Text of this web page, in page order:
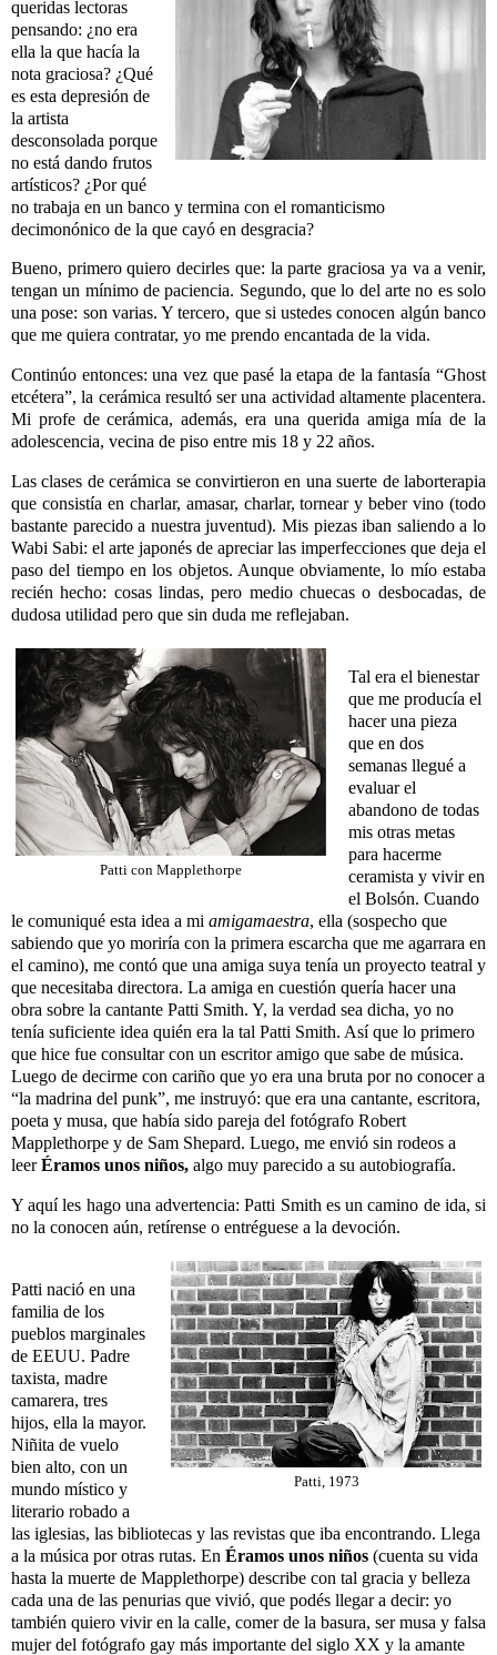
queridas lectoras
pensando: ¿no era
ella la que hacía la
nota graciosa? ¿Qué
es esta depresión de
la artista
desconsolada porque
no está dando frutos
artísticos? ¿Por qué
no trabaja en un banco y termina con el romanticismo
decimonónico de la que cayó en desgracia?
Bueno, primero quiero decirles que: la parte graciosa ya va a venir,
tengan un mínimo de paciencia. Segundo, que lo del arte no es solo
una pose: son varias. Y tercero, que si ustedes conocen algún banco
que me quiera contratar, yo me prendo encantada de la vida.
Continúo entonces: una vez que pasé la etapa de la fantasía “Ghost
etcétera”, la cerámica resultó ser una actividad altamente placentera.
Mi profe de cerámica, además, era una querida amiga mía de la
adolescencia, vecina de piso entre mis 18 y 22 años.
Las clases de cerámica se convirtieron en una suerte de laborterapia
que consistía en charlar, amasar, charlar, tornear y beber vino (todo
bastante parecido a nuestra juventud). Mis piezas iban saliendo a lo
Wabi Sabi: el arte japonés de apreciar las imperfecciones que deja el
paso del tiempo en los objetos. Aunque obviamente, lo mío estaba
recién hecho: cosas lindas, pero medio chuecas o desbocadas, de
dudosa utilidad pero que sin duda me reflejaban.
Patti con Mapplethorpe
Tal era el bienestar
que me producía el
hacer una pieza
que en dos
semanas llegué a
evaluar el
abandono de todas
mis otras metas
para hacerme
ceramista y vivir en
el Bolsón. Cuando
le comuniqué esta idea a mi amigamaestra, ella (sospecho que
sabiendo que yo moriría con la primera escarcha que me agarrara en
el camino), me contó que una amiga suya tenía un proyecto teatral y
que necesitaba directora. La amiga en cuestión quería hacer una
obra sobre la cantante Patti Smith. Y, la verdad sea dicha, yo no
tenía suficiente idea quién era la tal Patti Smith. Así que lo primero
que hice fue consultar con un escritor amigo que sabe de música.
Luego de decirme con cariño que yo era una bruta por no conocer a
“la madrina del punk”, me instruyó: que era una cantante, escritora,
poeta y musa, que había sido pareja del fotógrafo Robert
Mapplethorpe y de Sam Shepard. Luego, me envió sin rodeos a
leerÉramos unos niños, algo muy parecido a su autobiografía.
Y aquí les hago una advertencia: Patti Smith es un camino de ida, si
no la conocen aún, retírense o entréguese a la devoción.
Patti, 1973
Patti nació en una
familia de los
pueblos marginales
de EEUU. Padre
taxista, madre
camarera, tres
hijos, ella la mayor.
Niñita de vuelo
bien alto, con un
mundo místico y
literario robado a
las iglesias, las bibliotecas y las revistas que iba encontrando. Llega
a la música por otras rutas. En Éramos unos niños (cuenta su vida
hasta la muerte de Mapplethorpe) describe con tal gracia y belleza
cada una de las penurias que vivió, que podés llegar a decir: yo
también quiero vivir en la calle, comer de la basura, ser musa y falsa
mujer del fotógrafo gay más importante del siglo XX y la amante